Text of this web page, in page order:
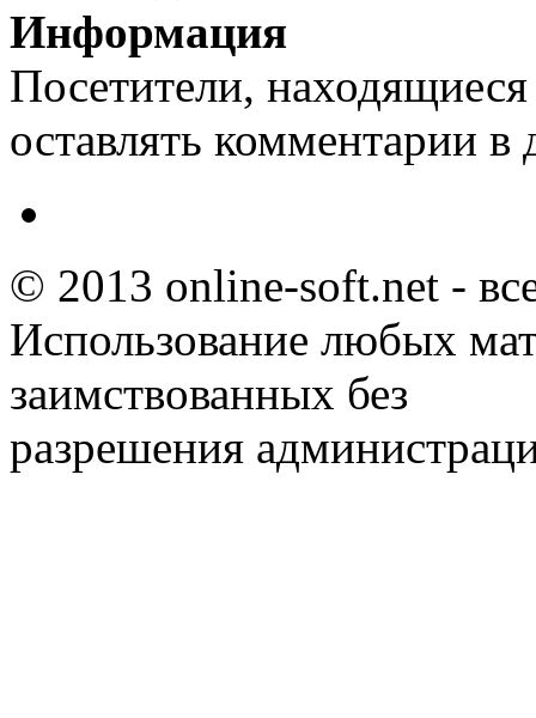
Информация
Посетители,
оставлять комментарии в
© 2013 online-soft.net -
Использование любых
заимствованных без
разрешения